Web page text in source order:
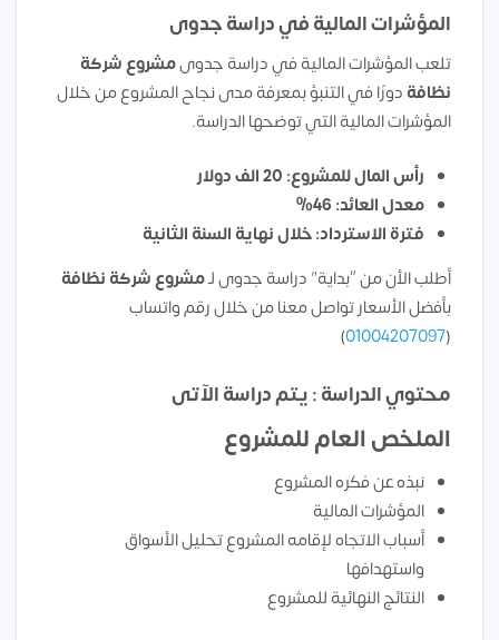
المؤشرات المالية في دراسة جدوى
تلعب المؤشرات المالية في دراسة جدوىمشروع شركة
نظافة دورًا في التنبؤ بمعرفة مدى نجاح المشروع من خلال
المؤشرات المالية التي توضحها الدراسة.
رأس المال للمشروع: 20 الف دولار
معدل العائد: 46%
فترة الاسترداد: خلال نهاية السنة الثانية
أطلب الأن من “بداية” دراسة جدوى لـمشروع شركة نظافة
بأفضل الأسعار تواصل معنا من خلال رقم واتساب
(
01004207097
)
محتوي الدراسة : يتم دراسة الآتى
الملخص العام للمشروع
نبذه عن فكره المشروع
المؤشرات المالية
أسباب الاتجاه لإقامه المشروع تحليل الأسواق
واستهدافها
النتائج النهائية للمشروع